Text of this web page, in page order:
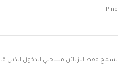
Pine
يسمح فقط للزبائن مسجلي الدخول الذين